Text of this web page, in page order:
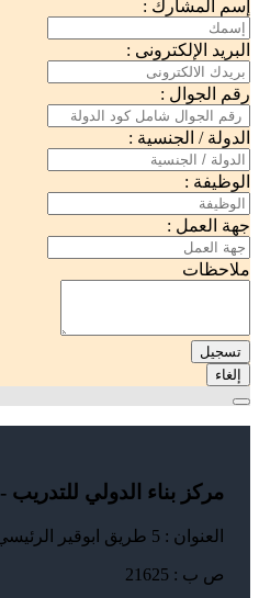
إسم المشارك :
البريد الإلكترونى :
رقم الجوال :
الدولة / الجنسية :
الوظيفة :
جهة العمل :
ملاحظات
تسجيل
إلغاء
مركز بناء الدولي للتدريب - BenaaITC
العنوان : 5 طريق ابوقير الرئيسي – طوسون – الاسكندرية
ص ب : 21625